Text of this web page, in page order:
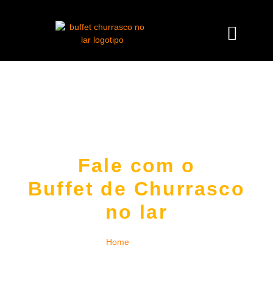
Fale com o
Buffet de Churrasco
no lar
Home